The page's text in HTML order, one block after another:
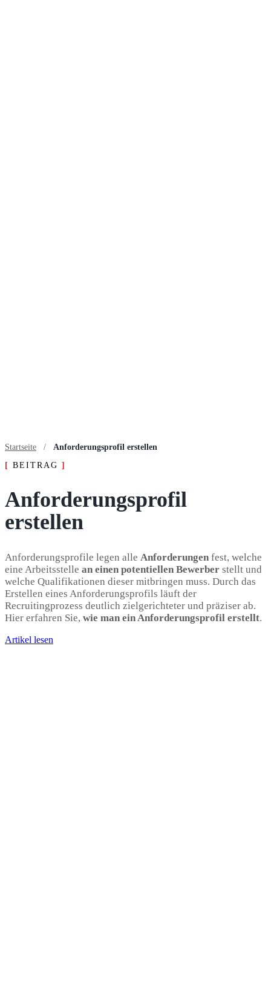
Startseite /
Anforderungsprofil erstellen
[ BEITRAG ]
Anforderungsprofil
erstellen
Anforderungsprofile legen alle Anforderungen fest, welche
eine Arbeitsstelle an einen poten­ti­ellen Bewerber stellt und
welche Qualifikationen dieser mitbringen muss. Durch das
Erstellen eines Anforderungsprofils läuft der
Recruitingprozess deutlich zielge­rich­teter und präziser ab.
Hier erfahren Sie, wie man ein Anforderungsprofil erstellt.
Artikel lesen